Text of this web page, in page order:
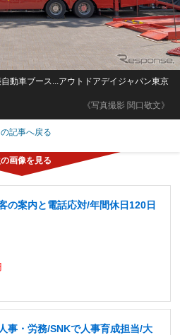
《写真撮影 関口敬文》
動車ブース...アウトドアデイジャパン東京
の記事へ戻る
の案内と電話応対/年間休日120日
事・労務/SNKで人事育成担当/大